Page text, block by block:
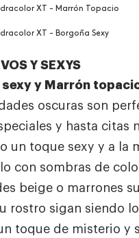
Y SEXYS
sexy y Marrón
oscuras son
y hasta citas
un toque sexy y a la
con sombras de
beige o marrones
rostro sigan siendo
toque de misterio y